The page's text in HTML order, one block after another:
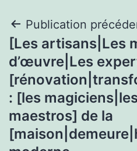
Navigation
de
l’article
Publication
[Les artisans|Les
d’œuvre|Les
: [les
maestros] de la